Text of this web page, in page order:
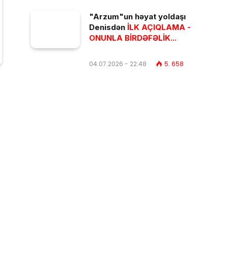
"Arzum"un həyat yoldaşı
Denisdən İLK AÇIQLAMA -
ONUNLA BİRDƏFƏLİK...
04.07.2026 - 22:48 5. 658